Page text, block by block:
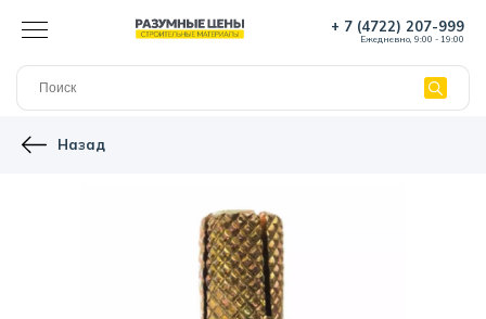
+ 7 (4722) 207-999
Ежедневно, 9:00 - 19:00
Назад